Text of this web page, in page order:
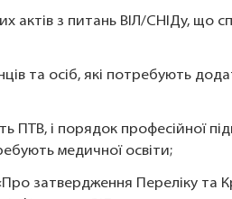
актів з питань ВІЛ/СНІДу, що
та осіб, які потребують
і порядок професійної
медичної освіти;
затвердження Переліку та